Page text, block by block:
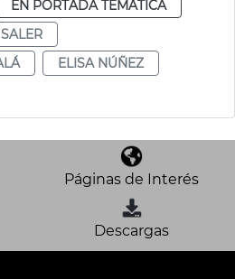
EN PORTADA TEMÁTICA
ELISA NÚÑEZ
Páginas de Interés
Descargas